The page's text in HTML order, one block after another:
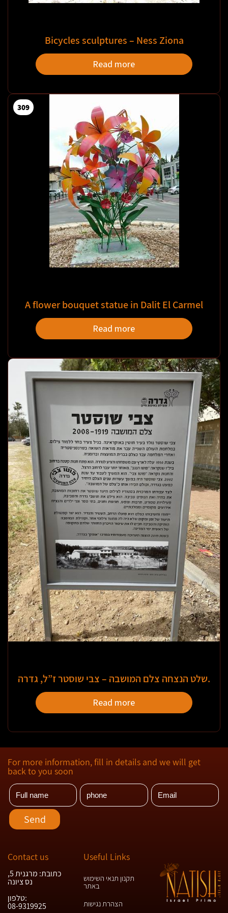
Bicycles sculptures – Ness Ziona
Read more
309
A flower bouquet statue in Dalit El Carmel
Read more
שלט הנצחה צלם המושבה – צבי שוסטר ז”ל, גדרה.
Read more
For more information, fill in details and we will get
back to you soon
Contact us
כתובת: מרגנית 5,
נס ציונה
טלפון:
08-9319925
Useful Links
תקנון תנאי השימוש
באתר
הצהרת נגישות